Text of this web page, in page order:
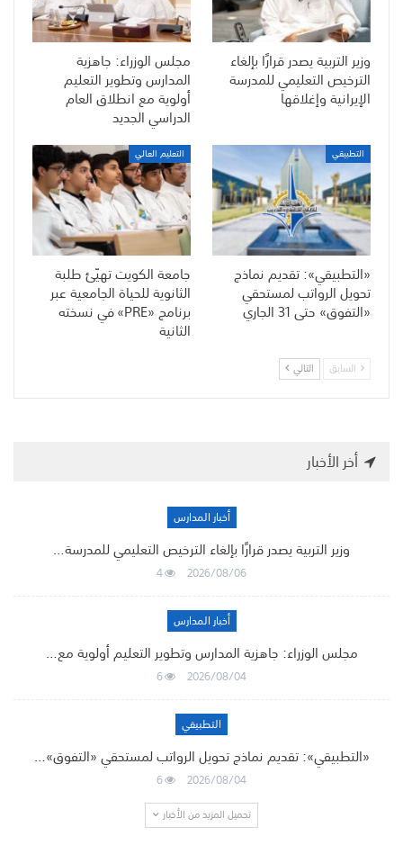
وزير التربية يصدر قرارًا بإلغاء
الترخيص التعليمي للمدرسة
الإيرانية وإغلاقها
مجلس الوزراء: جاهزية
المدارس وتطوير التعليم
أولوية مع انطلاق العام
الدراسي الجديد
التطبيقي
«التطبيقي»: تقديم نماذج
تحويل الرواتب لمستحقي
«التفوق» حتى 31 الجاري
التعليم العالي
جامعة الكويت تهيّئ طلبة
الثانوية للحياة الجامعية عبر
برنامج «PRE» في نسخته
الثانية
السابق التالي
أخر الأخبار
أخبار المدارس
وزير التربية يصدر قرارًا بإلغاء الترخيص التعليمي للمدرسة…
2026/08/06
4
أخبار المدارس
مجلس الوزراء: جاهزية المدارس وتطوير التعليم أولوية مع…
2026/08/04
6
التطبيقي
«التطبيقي»: تقديم نماذج تحويل الرواتب لمستحقي «التفوق»…
2026/08/04
6
تحميل المزيد من الأخبار